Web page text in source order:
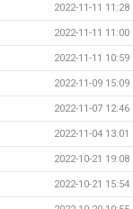
2022-11-11 11:28
2022-11-11 11:00
2022-11-11 10:59
2022-11-09 15:09
2022-11-07 12:46
2022-11-04 13:01
2022-10-21 19:08
2022-10-21 15:54